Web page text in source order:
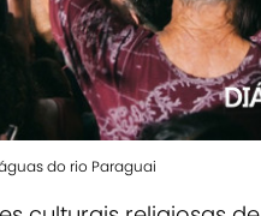
do rio Paraguai